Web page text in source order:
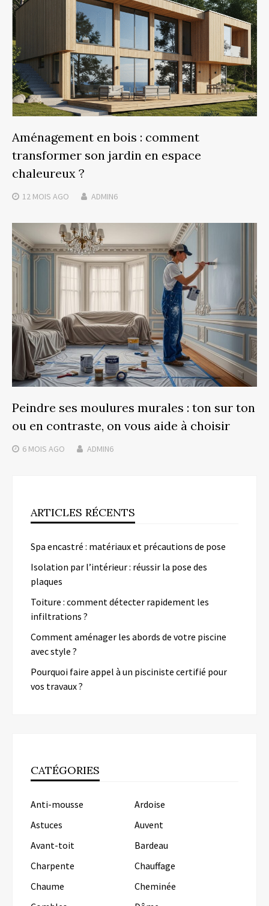
Aménagement en bois : comment
transformer son jardin en espace
chaleureux ?
12 MOIS AGO ADMIN6
Peindre ses moulures murales : ton sur ton
ou en contraste, on vous aide à choisir
6 MOIS AGO ADMIN6
ARTICLES RÉCENTS
Spa encastré : matériaux et précautions de pose
Isolation par l’intérieur : réussir la pose des
plaques
Toiture : comment détecter rapidement les
infiltrations ?
Comment aménager les abords de votre piscine
avec style ?
Pourquoi faire appel à un pisciniste certifié pour
vos travaux ?
CATÉGORIES
Anti-mousse
Ardoise
Astuces
Auvent
Avant-toit
Bardeau
Charpente
Chauffage
Chaume
Cheminée